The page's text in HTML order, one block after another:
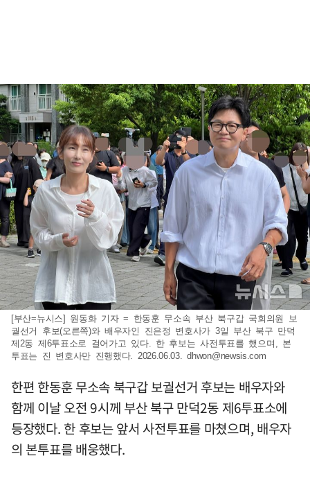
[부산=뉴시스] 원동화 기자 = 한동훈 무소속 부산 북구갑 국회의원 보
궐선거 후보(오른쪽)와 배우자인 진은정 변호사가 3일 부산 북구 만덕
제2동 제6투표소로 걸어가고 있다. 한 후보는 사전투표를 했으며, 본
투표는 진 변호사만 진행했다. 2026.06.03.dhwon@newsis.com
한편 한동훈 무소속 북구갑 보궐선거 후보는 배우자와
함께 이날 오전 9시께 부산 북구 만덕2동 제6투표소에
등장했다. 한 후보는 앞서 사전투표를 마쳤으며, 배우자
의 본투표를 배웅했다.